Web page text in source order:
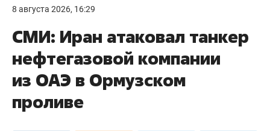
8 августа 2026, 16:29
СМИ: Иран атаковал танкер
нефтегазовой компании
из ОАЭ в Ормузском
проливе